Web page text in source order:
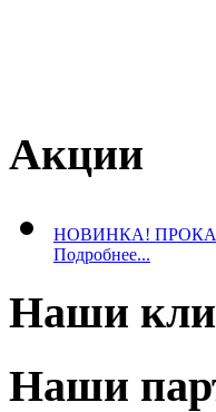
Акции
НОВИНКА!
Подробнее...
Наши
Наши